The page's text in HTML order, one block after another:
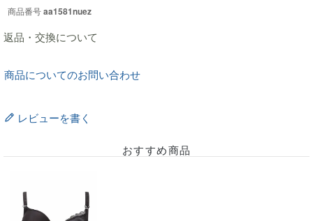
商品番号aa1581nuez
返品・交換について
商品についてのお問い合わせ
レビューを書く
おすすめ商品